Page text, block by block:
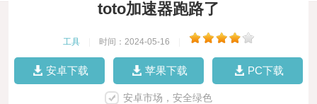
toto加速器跑路了
工具 时间：2024-05-16
安卓下载 苹果下载 PC下载
安卓市场，安全绿色